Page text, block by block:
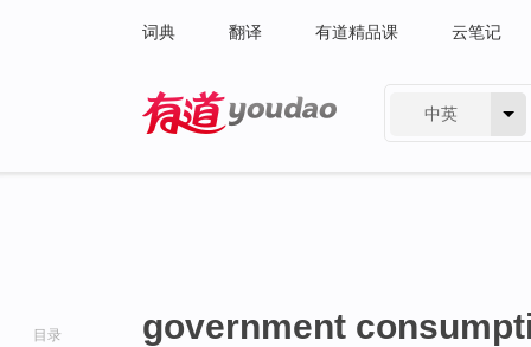
词典 翻译 有道精品课 云笔记
中英
目录 government